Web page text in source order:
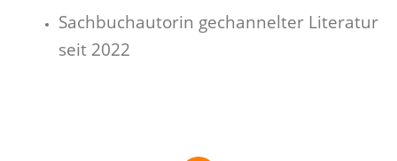
Sachbuchautorin gechannelter Literatur
seit 2022